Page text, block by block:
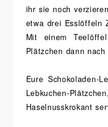
ihr sie noch
etwa drei Esslöffeln
Mit einem
Plätzchen dann
Eure Schokoladen-
Lebkuchen-
Haselnusskrokant